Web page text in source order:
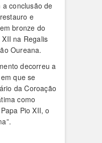
conclusão de
e
bronze do
na Regalis
Oureana.
decorreu a
que se
da Coroação
como
Pio XII, o